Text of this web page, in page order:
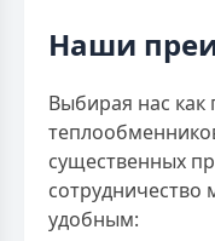
Наши
Выбирая нас
существенных
удобным: